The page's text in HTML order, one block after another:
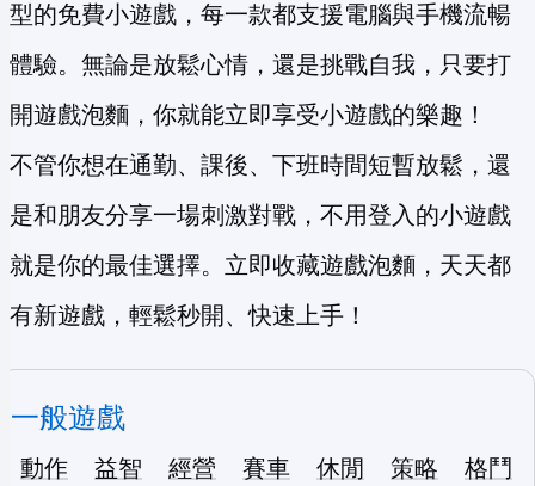
型的免費小遊戲，每一款都支援電腦與手機流暢
體驗。無論是放鬆心情，還是挑戰自我，只要打
開遊戲泡麵，你就能立即享受小遊戲的樂趣！
不管你想在通勤、課後、下班時間短暫放鬆，還
是和朋友分享一場刺激對戰，不用登入的小遊戲
就是你的最佳選擇。立即收藏遊戲泡麵，天天都
有新遊戲，輕鬆秒開、快速上手！
一般遊戲
動作 益智 經營 賽車 休閒 策略
格鬥